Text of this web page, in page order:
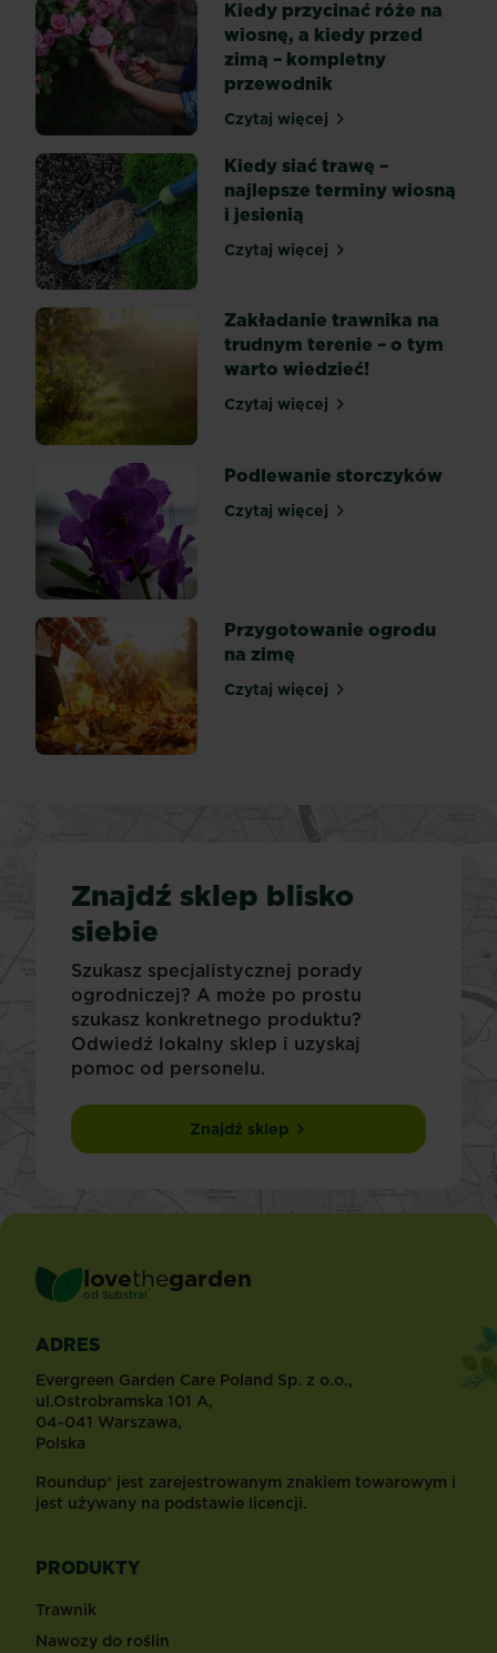
piękna
roślina
dobrze
w
małym
mieszkaniu
i
nie
wymaga
nasłonecznienia.
To
prawdziwy
rarytas
w...
Kiedy przycinać róże na
wiosnę, a kiedy przed
zimą – kompletny
przewodnik
Czytaj więcejKiedy przycinać róże na
Kiedy siać trawę –
najlepsze terminy wiosną
i jesienią
Czytaj więcejKiedy siać trawę –
Zakładanie trawnika na
trudnym terenie – o tym
warto wiedzieć!
Czytaj więcejZakładanie trawnika na
Podlewanie storczyków
Czytaj więcejPodlewanie storczyków
Przygotowanie ogrodu
na zimę
Czytaj więcejPrzygotowanie ogrodu na
Znajdź sklep blisko
siebie
Szukasz specjalistycznej porady
ogrodniczej? A może po prostu
szukasz konkretnego produktu?
Odwiedź lokalny sklep i uzyskaj
pomoc od personelu.
Znajdź sklep
lovethegarden
od Substral ®
ADRES
Evergreen Garden Care Poland Sp. z o.o.,
ul.Ostrobramska 101 A,
04-041 Warszawa,
Polska
Roundup® jest zarejestrowanym znakiem towarowym i
jest używany na podstawie licencji.
PRODUKTY
Trawnik
Nawozy do roślin